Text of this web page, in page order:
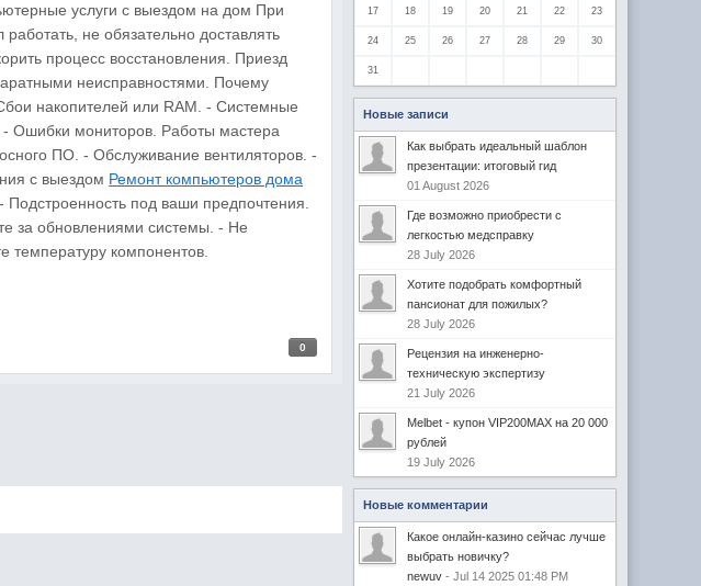
услуги с выездом на дом При
не обязательно доставлять
процесс восстановления. Приезд
неисправностями. Почему
накопителей или RAM. - Системные
Ошибки мониторов. Работы мастера
ПО. - Обслуживание вентиляторов. -
с выездом Ремонт компьютеров дома
под ваши предпочтения.
за обновлениями системы. - Не
температуру компонентов.
0
17 18 19 20 21 22 23
24 25 26 27 28 29 30
31
Новые записи
Как выбрать идеальный шаблон
презентации: итоговый гид
01 August 2026
Где возможно приобрести с
легкостью медсправку
28 July 2026
Хотите подобрать комфортный
пансионат для пожилых?
28 July 2026
Рецензия на инженерно-
техническую экспертизу
21 July 2026
Melbet - купон VIP200MAX на 20 000
рублей
19 July 2026
Новые комментарии
Какое онлайн-казино сейчас лучше
выбрать новичку?
newuv- Jul 14 2025 01:48 PM